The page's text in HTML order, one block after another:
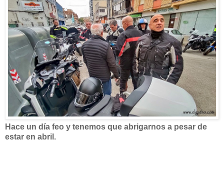
Hace un día feo y tenemos que abrigarnos a pesar de
estar en abril.